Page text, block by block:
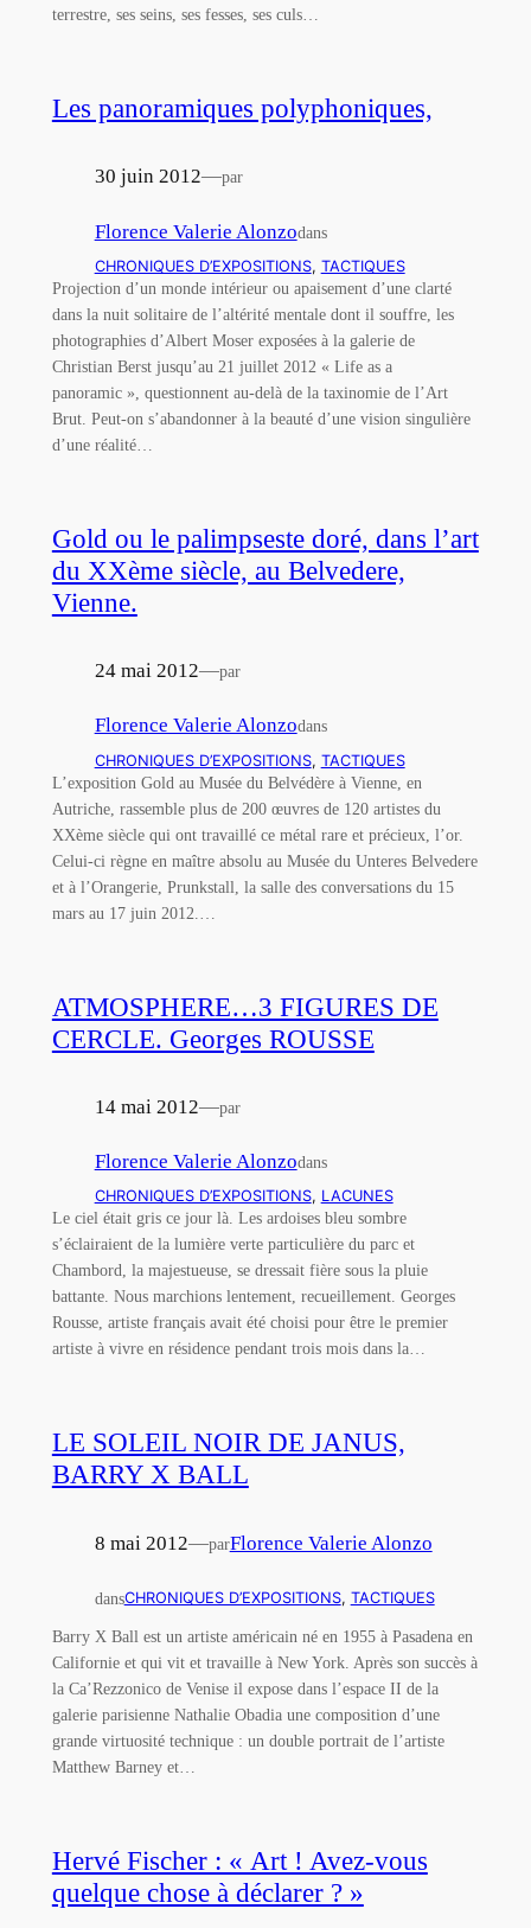
terrestre, ses seins, ses fesses, ses culs…
Les panoramiques polyphoniques,
30 juin 2012—par
Florence Valerie Alonzodans
CHRONIQUES D’EXPOSITIONS, TACTIQUES
Projection d’un monde intérieur ou apaisement d’une clarté
dans la nuit solitaire de l’altérité mentale dont il souffre, les
photographies d’Albert Moser exposées à la galerie de
Christian Berst jusqu’au 21 juillet 2012 « Life as a
panoramic », questionnent au-delà de la taxinomie de l’Art
Brut. Peut-on s’abandonner à la beauté d’une vision singulière
d’une réalité…
Gold ou le palimpseste doré, dans l’art
du XXème siècle, au Belvedere,
Vienne.
24 mai 2012—par
Florence Valerie Alonzodans
CHRONIQUES D’EXPOSITIONS, TACTIQUES
L’exposition Gold au Musée du Belvédère à Vienne, en
Autriche, rassemble plus de 200 œuvres de 120 artistes du
XXème siècle qui ont travaillé ce métal rare et précieux, l’or.
Celui-ci règne en maître absolu au Musée du Unteres Belvedere
et à l’Orangerie, Prunkstall, la salle des conversations du 15
mars au 17 juin 2012.…
ATMOSPHERE…3 FIGURES DE
CERCLE. Georges ROUSSE
14 mai 2012—par
Florence Valerie Alonzodans
CHRONIQUES D’EXPOSITIONS, LACUNES
Le ciel était gris ce jour là. Les ardoises bleu sombre
s’éclairaient de la lumière verte particulière du parc et
Chambord, la majestueuse, se dressait fière sous la pluie
battante. Nous marchions lentement, recueillement. Georges
Rousse, artiste français avait été choisi pour être le premier
artiste à vivre en résidence pendant trois mois dans la…
LE SOLEIL NOIR DE JANUS,
BARRY X BALL
8 mai 2012—parFlorence Valerie Alonzo
dansCHRONIQUES D’EXPOSITIONS, TACTIQUES
Barry X Ball est un artiste américain né en 1955 à Pasadena en
Californie et qui vit et travaille à New York. Après son succès à
la Ca’Rezzonico de Venise il expose dans l’espace II de la
galerie parisienne Nathalie Obadia une composition d’une
grande virtuosité technique : un double portrait de l’artiste
Matthew Barney et…
Hervé Fischer : « Art ! Avez-vous
quelque chose à déclarer ? »